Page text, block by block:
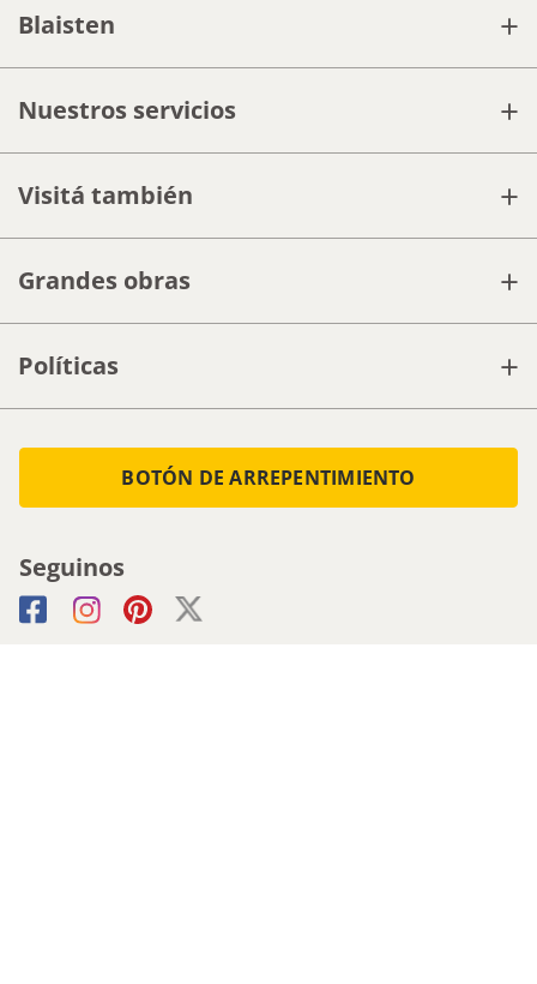
Blaisten +
Nuestros servicios +
Visitá también +
Grandes obras +
Políticas +
BOTÓN DE ARREPENTIMIENTO
Seguinos